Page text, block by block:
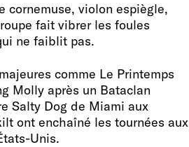
cornemuse, violon espiègle,
fait vibrer les foules
ne faiblit pas.
comme Le Printemps
Molly après un Bataclan
Salty Dog de Miami aux
ont enchaîné les tournées aux
Unis.